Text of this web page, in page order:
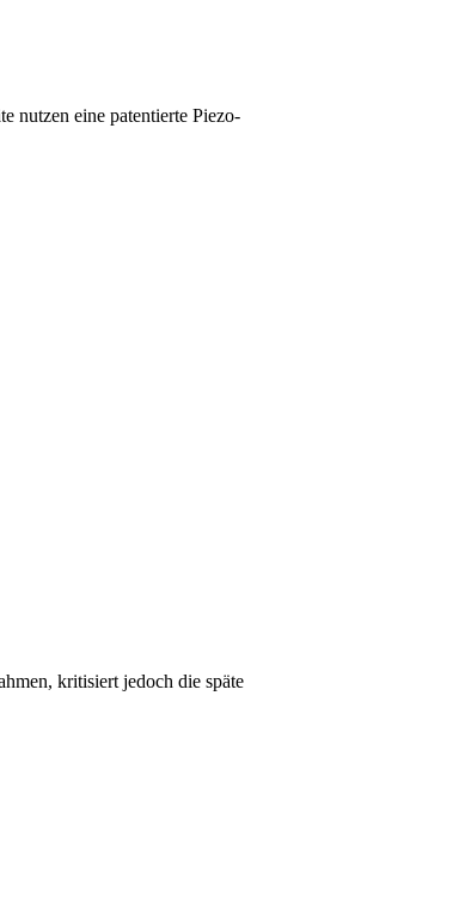
eine patentierte Piezo-
kritisiert jedoch die späte